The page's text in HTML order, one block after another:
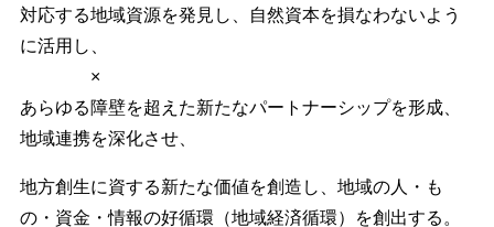
対応する地域資源を発見し、自然資本を損なわないよう
に活用し、
×
あらゆる障壁を超えた新たなパートナーシップを形成、
地域連携を深化させ、
地方創生に資する新たな価値を創造し、地域の人・も
の・資金・情報の好循環（地域経済循環）を創出する。